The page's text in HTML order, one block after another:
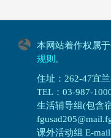
本网站着作权属
规则 。
住址：262-47宜
TEL：03-987-
生活辅导组(包含
课外活动组 E-